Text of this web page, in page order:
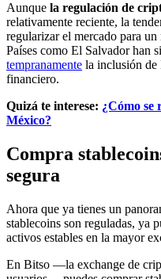
Aunque la regulación de
relativamente reciente, la
regularizar el mercado para
Países como El Salvador han
tempranamente la inclusión de
financiero.
Quizá te interese: ¿Cómo se
México?
Compra
segura
Ahora que ya tienes un
stablecoins son reguladas, ya
activos estables en la mayor
En Bitso —la exchange de